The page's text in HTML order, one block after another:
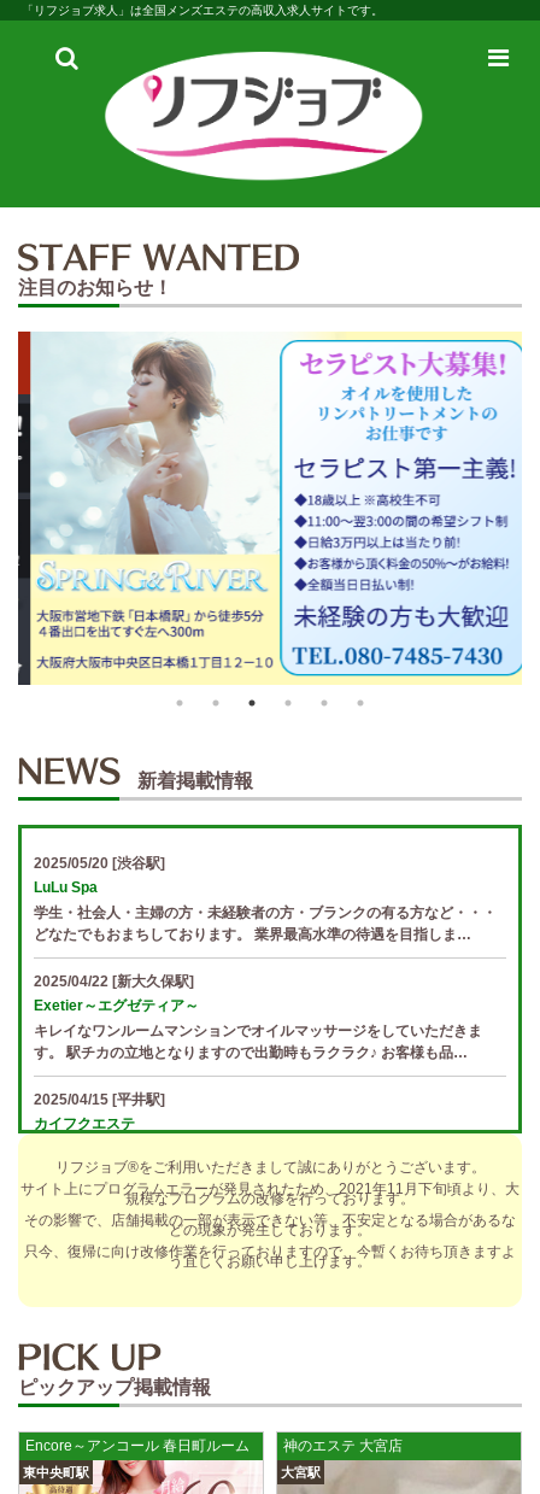
「リフジョブ求人」は全国メンズエステの高収入求人サイトです。
検
メ
注目のお知らせ！
新着掲載情報
2025/05/20 [渋谷駅]
LuLu Spa
学生・社会人・主婦の方・未経験者の方・ブランクの有る方など・・・
どなたでもおまちしております。 業界最高水準の待遇を目指しま…
2025/04/22 [新大久保駅]
Exetier～エグゼティア～
キレイなワンルームマンションでオイルマッサージをしていただきま
す。 駅チカの立地となりますので出勤時もラクラク♪ お客様も品…
2025/04/15 [平井駅]
カイフクエステ
り♪ 日給5万円以上可！人によっては10万円も★ 全額日払い＆…
2025/04/14
[小倉駅]
The Ritz cache (ザ リッツ カシェ)
歩合率・RANK昇格制度 給与保証・アリバイ対策・送迎など、 快適なお
sirena (シレーナ) 春日井ルーム
制服あり、ノルマ、罰金なし 高額報酬が稼げるだけでなく、高待遇や手
厚い福利厚生を完備しております！ぜひご活用ください♪ 指名…
2025/04/12[伏見駅]
sirena (シレーナ) 錦ルーム
リフジョブ®をご利用いただきまして誠にありがとうございます。
サイト上にプログラムエラーが発見されたため、2021年11月下旬頃より、大
規模なプログラムの改修を行っております。
その影響で、店舗掲載の一部が表示できない等、不安定となる場合があるな
どの現象が発生しております。
只今、復帰に向け改修作業を行っておりますので、今暫くお待ち頂きますよ
う宜しくお願い申し上げます。
ピックアップ掲載情報
Encore～アンコール 春日町ルーム
東中央町駅
神のエステ 大宮店
大宮駅